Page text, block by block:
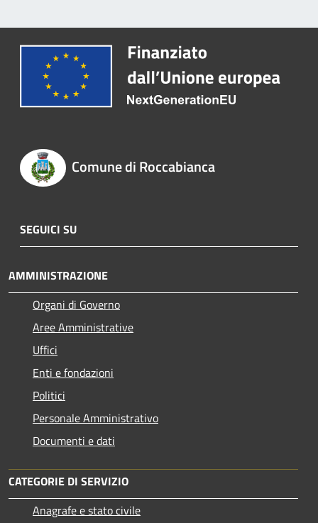
Comune di Roccabianca
SEGUICI SU
AMMINISTRAZIONE
Organi di Governo
Aree Amministrative
Uffici
Enti e fondazioni
Politici
Personale Amministrativo
Documenti e dati
CATEGORIE DI SERVIZIO
Anagrafe e stato civile